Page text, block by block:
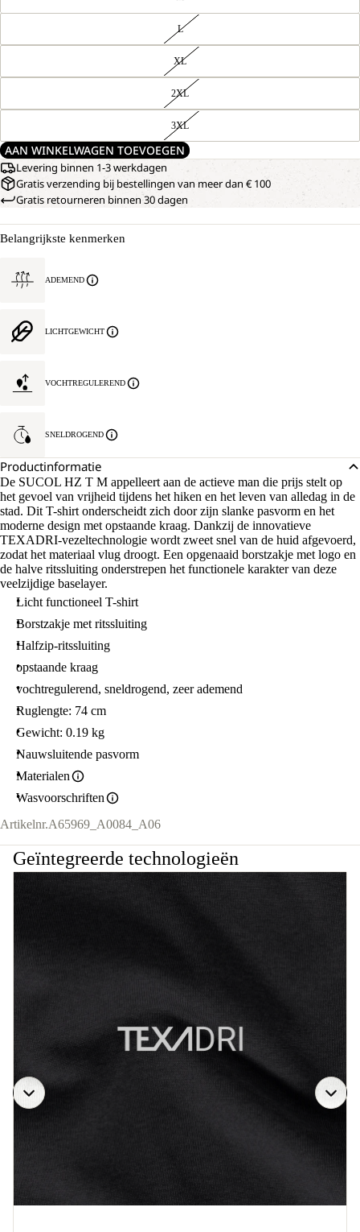
L
XL
2XL
3XL
AAN WINKELWAGEN TOEVOEGEN
Levering binnen 1-3 werkdagen
Gratis verzending bij bestellingen van meer dan € 100
Gratis retourneren binnen 30 dagen
Belangrijkste kenmerken
ADEMEND
LICHTGEWICHT
VOCHTREGULEREND
SNELDROGEND
Productinformatie
De SUCOL HZ T M appelleert aan de actieve man die prijs stelt op
het gevoel van vrijheid tijdens het hiken en het leven van alledag in de
stad. Dit T-shirt onderscheidt zich door zijn slanke pasvorm en het
moderne design met opstaande kraag. Dankzij de innovatieve
TEXADRI-vezeltechnologie wordt zweet snel van de huid afgevoerd,
zodat het materiaal vlug droogt. Een opgenaaid borstzakje met logo en
de halve ritssluiting onderstrepen het functionele karakter van deze
veelzijdige baselayer.
Licht functioneel T-shirt
Borstzakje met ritssluiting
Halfzip-ritssluiting
opstaande kraag
vochtregulerend, sneldrogend, zeer ademend
Ruglengte: 74 cm
Gewicht: 0.19 kg
Nauwsluitende pasvorm
Materialen
Wasvoorschriften
Artikelnr.A65969_A0084_A06
Geïntegreerde technologieën